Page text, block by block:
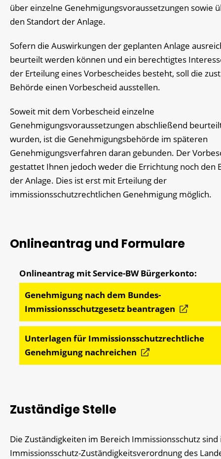
über einzelne Genehmigungsvoraussetzungen sowie
den Standort der Anlage.
Sofern die Auswirkungen der geplanten Anlage
beurteilt werden können und ein berechtigtes
der Erteilung eines Vorbescheides besteht, soll die
Behörde einen Vorbescheid ausstellen.
Soweit mit dem Vorbescheid einzelne
Genehmigungsvoraussetzungen abschließend
wurden, ist die Genehmigungsbehörde im späteren
Genehmigungsverfahren daran gebunden. Der
gestattet Ihnen jedoch weder die Errichtung noch den
der Anlage. Dies ist erst mit Erteilung der
immissionsschutzrechtlichen Genehmigung möglich.
Onlineantrag und Formulare
Genehmigung nach dem Bundes-
Immissionsschutzgesetz beantragen
Unterlagen für Immissionsschutzrechtliche
Genehmigung nachreichen
Zuständige Stelle
Die Zuständigkeiten im Bereich Immissionsschutz sind
Immissionsschutz-Zuständigkeitsverordnung des